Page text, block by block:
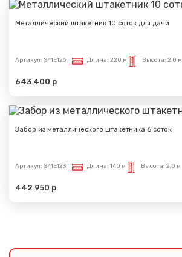
Металлический штакетник 10 соток для дачи
Артикул: S41E126 Длина: 220 м Высота: 2,0 м
643 400 р
Забор из металлического штакетника 6 соток
Артикул: S41E123 Длина: 140 м Высота: 2,0 м
442 950 р